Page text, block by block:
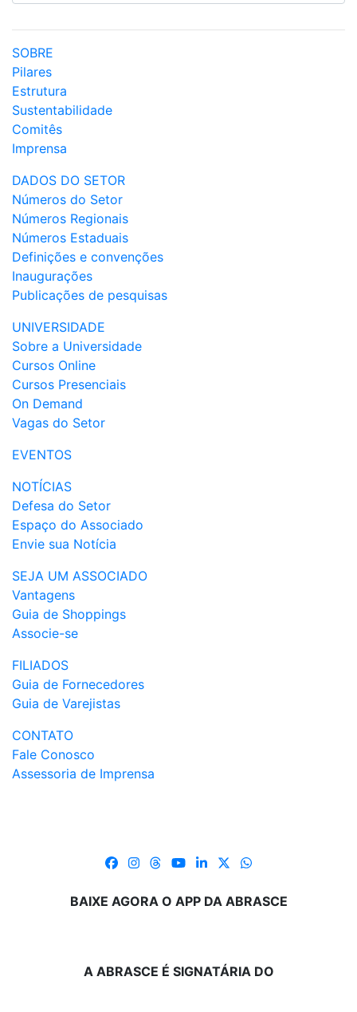
SOBRE
Pilares
Estrutura
Sustentabilidade
Comitês
Imprensa
DADOS DO SETOR
Números do Setor
Números Regionais
Números Estaduais
Definições e convenções
Inaugurações
Publicações de pesquisas
UNIVERSIDADE
Sobre a Universidade
Cursos Online
Cursos Presenciais
On Demand
Vagas do Setor
EVENTOS
NOTÍCIAS
Defesa do Setor
Espaço do Associado
Envie sua Notícia
SEJA UM ASSOCIADO
Vantagens
Guia de Shoppings
Associe-se
FILIADOS
Guia de Fornecedores
Guia de Varejistas
CONTATO
Fale Conosco
Assessoria de Imprensa
BAIXE AGORA O APP DA ABRASCE
A ABRASCE É SIGNATÁRIA DO